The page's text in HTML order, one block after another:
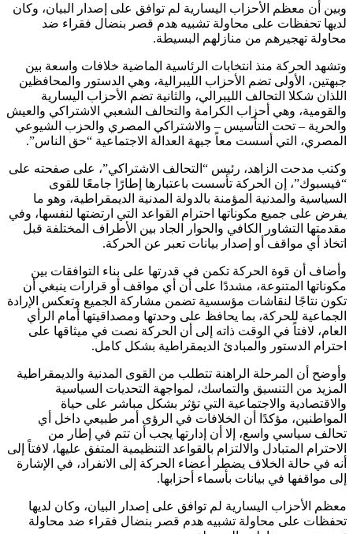
وبين أن معظم الأحزاب اليسارية لم توافق على إصدار البيان، وكان
لديها تحفظات على محاولة تشبيه هدم قصر بنضال فقراء ضد
محاولة تهجيرهم من منازلهم البسيطة.
وتشهد الحركة منذ انتخابات الرئاسية الماضية خلافات واسعة بين
جبهتين، الأولى تضم الأحزاب الليبرالية، وهي الدستور والمحافظين
اللذان شكلا التحالف الليبرالي، والثانية تضم الأحزاب اليسارية
والقومية، وهي أحزاب الكرامة والتحالف الشعبي الاشتراكي والعيش
والحرية – تحت التأسيس – والاشتراكي المصري والحزب الشيوعي
المصري، التي أسست معاً جبهة العدالة الاجتماعية “حق الناس”.
وكتب مدحت الزاهد، رئيس “التحالف الاشتراكي”، على صفحته على
“فيسبوك”، إن الحركة تأسست باعتبارها إطارًا جامعًا للقوى
السياسية والمدنية المؤمنة بالدولة المدنية الديمقراطية، وهو ما
يفرض على جميع مكوناتها احترام القواعد التي ارتضتها لنفسها، وفي
مقدمتها التشاور الكافي والحوار الجاد بين الأطراف المختلفة قبل
اتخاذ أي مواقف أو إصدار بيانات تعبر عن الحركة.
وأضاف أن قوة الحركة تكمن في قدرتها على بناء التوافقات بين
مكوناتها المتنوعة، مشددًا على أن أي مواقف أو قرارات ينبغي أن
تكون نتاجًا لنقاشات مؤسسية تضمن مشاركة الجميع وتعكس الإرادة
الجماعية للحركة، بما يحافظ على وحدتها ومصداقيتها أمام الرأي
العام، لافتاً في الوقت ذاته إلى أن الحركة نصت في ميثاقها على
احترام الدستور والمبادئ الديمقراطية بشكل كامل.
وأوضح أن المرحلة الراهنة تتطلب من القوى المدنية والديمقراطية
المزيد من التنسيق والتماسك، لمواجهة التحديات السياسية
والاقتصادية والاجتماعية التي تؤثر بشكل مباشر على حياة
المواطنين، مؤكدًا أن الخلافات في الرؤى أمر طبيعي داخل أي
تحالف سياسي واسع، إلا أن إدارتها يجب أن تتم في إطار من
الاحترام المتبادل والالتزام بالقواعد التنظيمية المتفق عليها، لافتاً إلى
أنه في حالة الخلاف يضطر أعضاء الحركة إلى الانفراد، في الإشارة
إلى مواقفها في بيانات بأسماء أحزابها.
معظم الأحزاب اليسارية لم توافق على إصدار البيان، وكان لديها
تحفظات على محاولة تشبيه هدم قصر بنضال فقراء ضد محاولة